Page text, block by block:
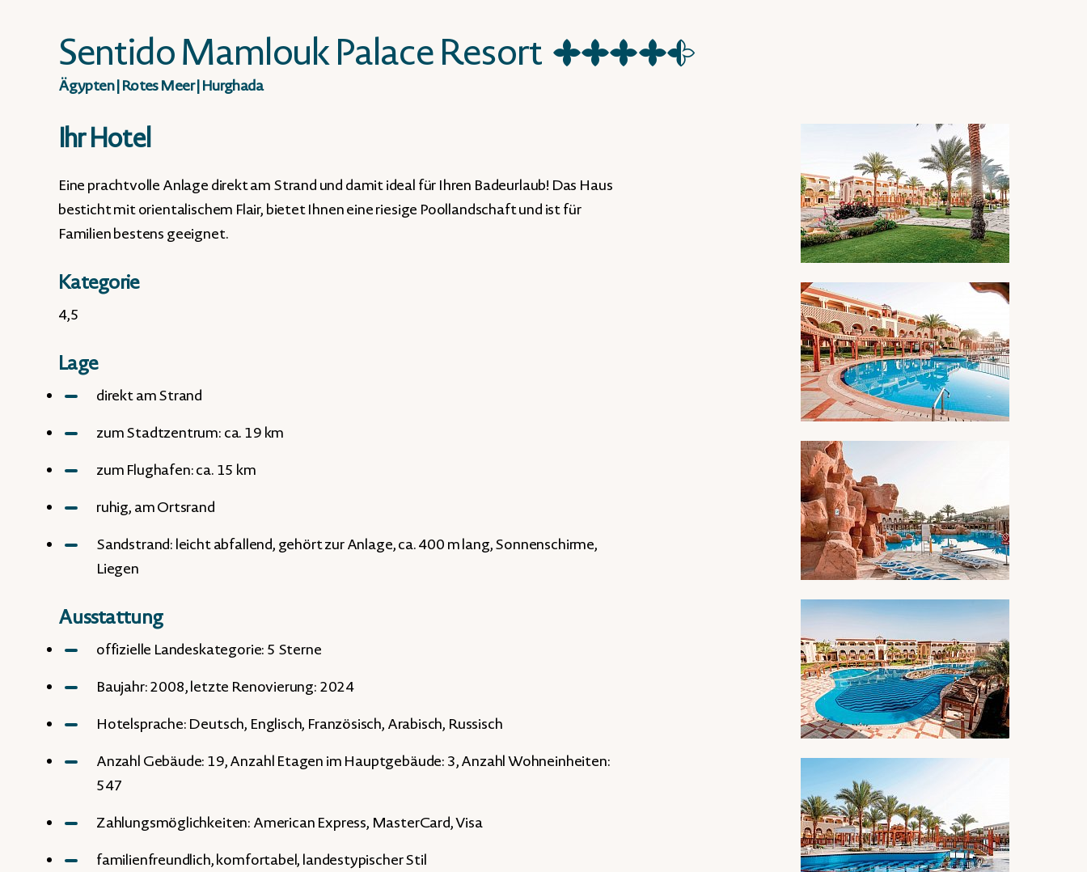
Sentido Mamlouk Palace Resort ★★★★☆
Ägypten|Rotes Meer|Hurghada
Ihr Hotel
Eine prachtvolle Anlage direkt am Strand und damit ideal für Ihren Badeurlaub! Das Haus
besticht mit orientalischem Flair, bietet Ihnen eine riesige Poollandschaft und ist für
Familien bestens geeignet.
Kategorie
4,5
Lage
direkt am Strand
zum Stadtzentrum: ca. 19 km
zum Flughafen: ca. 15 km
ruhig, am Ortsrand
Sandstrand: leicht abfallend, gehört zur Anlage, ca. 400 m lang, Sonnenschirme,
Liegen
Ausstattung
offizielle Landeskategorie: 5 Sterne
Baujahr: 2008, letzte Renovierung: 2024
Hotelsprache: Deutsch, Englisch, Französisch, Arabisch, Russisch
Anzahl Gebäude: 19, Anzahl Etagen im Hauptgebäude: 3, Anzahl Wohneinheiten:
547
Zahlungsmöglichkeiten: American Express, MasterCard, Visa
familienfreundlich, komfortabel, landestypischer Stil
BILDERGALERIE ÖFFNEN
BILDERGALERIE ÖFFNEN
BILDERGALERIE ÖFFNEN
BILDERGALERIE ÖFFNEN
BILDERGALERIE ÖFFNEN